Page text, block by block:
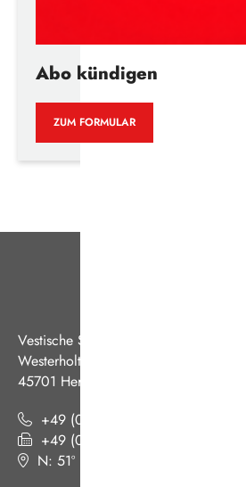
Abo kündigen
ZUM FORMULAR
Vestische Straßenbahnen GmbH
Westerholter Straße 550
45701 Herten
+49 (0) 2366 186 - 0
+49 (0) 2366 186 - 444
N: 51º 36’ 38“ E: 07º 08’ 07“